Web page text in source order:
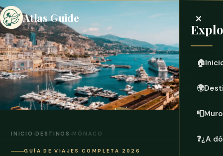
Atlas Guide ×
🏠
🌍
📮
❓¿A
INICIO ›DESTINOS ›MÓNACO
GUÍA DE VIAJES COMPLETA 2026